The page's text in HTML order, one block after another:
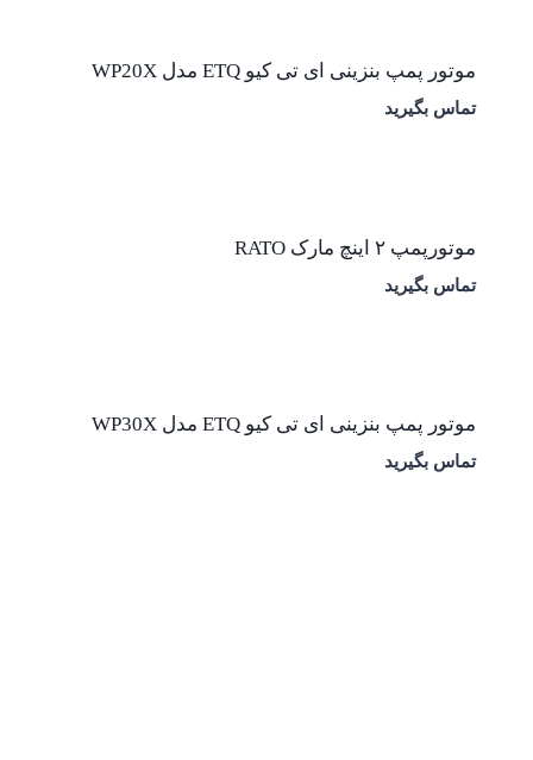
موتور پمپ بنزینی ای تی کیو ETQ مدل WP20X
تماس بگیرید
موتورپمپ ۲ اینچ مارک RATO
تماس بگیرید
موتور پمپ بنزینی ای تی کیو ETQ مدل WP30X
تماس بگیرید